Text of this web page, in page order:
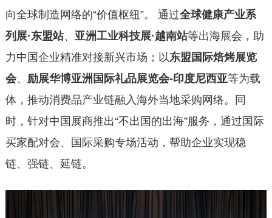
向全球制造网络的“价值枢纽”。 通过全球健康产业系
列展·东盟站、 亚洲工业科技展·越南站等出海展会，助
力中国企业精准对接新兴市场；以东盟国际焙烤展览
会、 励展华博亚洲国际礼品展览会-印度尼西亚等为载
体，推动消费品产业链融入海外当地采购网络。同
时，针对中国展商推出“不出国的出海”服务，通过国际
买家配对会、国际采购专场活动，帮助企业实现稳
链、强链、延链。